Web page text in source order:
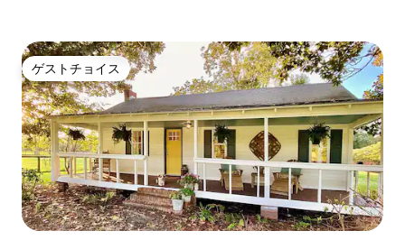
ゲストチョイス
ゲストチョイス